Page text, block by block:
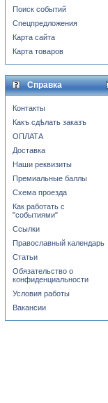
Поиск событий
Спецпредложения
Карта сайта
Карта товаров
Справка
Контакты
Какъ сдѣлать заказъ
ОПЛАТА
Доставка
Наши реквизиты
Премиальные баллы
Схема проезда
Как работать с
"событиями"
Ссылки
Православный календарь
Статьи
Обязательство о
конфиденциальности
Условия работы
Вакансии